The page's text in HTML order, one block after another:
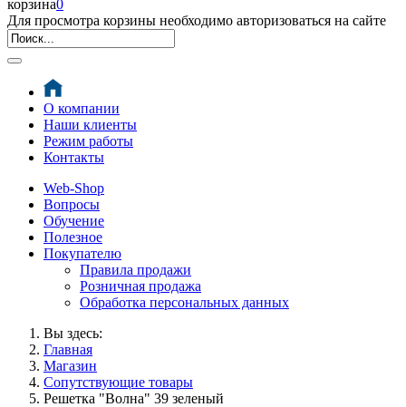
корзина0
Для просмотра корзины необходимо авторизоваться на сайте
О компании
Наши клиенты
Режим работы
Контакты
Web-Shop
Вопросы
Обучение
Полезное
Покупателю
Правила продажи
Розничная продажа
Обработка персональных данных
Вы здесь:
Главная
Магазин
Сопутствующие товары
Решетка "Волна" 39 зеленый